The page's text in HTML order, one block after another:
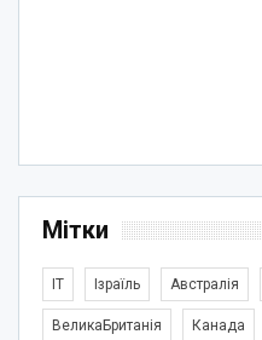
Мітки
IT Ізраїль Австралія
ВеликаБританія Канада